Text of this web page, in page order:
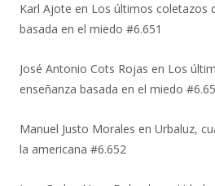
Karl Ajote en Los últimos coletazos
basada en el miedo #6.651
José Antonio Cots Rojas en Los
enseñanza basada en el miedo
Manuel Justo Morales en Urbaluz,
la americana #6.652